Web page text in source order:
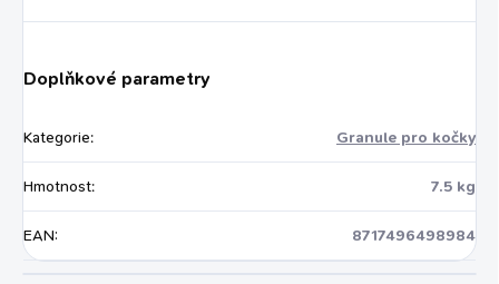
Doplňkové parametry
Kategorie: Granule pro kočky
Hmotnost: 7.5 kg
EAN: 8717496498984